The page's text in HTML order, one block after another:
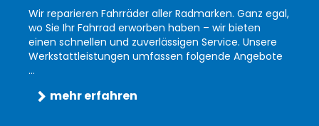
Wir reparieren Fahrräder aller Radmarken. Ganz egal,
wo Sie Ihr Fahrrad erworben haben – wir bieten
einen schnellen und zuverlässigen Service. Unsere
Werkstattleistungen umfassen folgende Angebote
...
mehr erfahren